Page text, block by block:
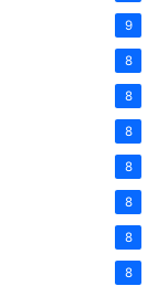
9
8
8
8
8
8
8
8